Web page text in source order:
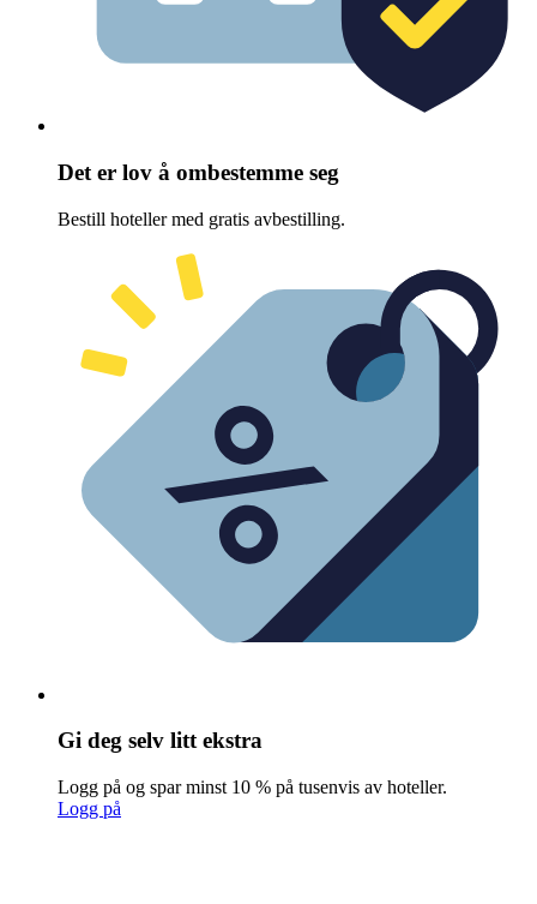
Det er lov å ombestemme seg
Bestill hoteller med gratis avbestilling.
Gi deg selv litt ekstra
Logg på og spar minst 10 % på tusenvis av hoteller.
Logg på